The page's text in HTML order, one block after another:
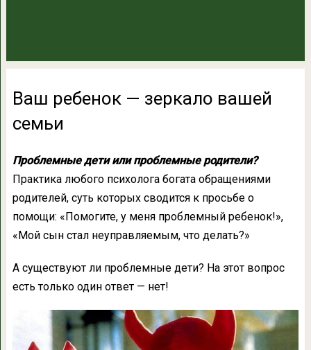
Ваш ребенок — зеркало вашей
семьи
Проблемные дети или проблемные родители?
Практика любого психолога богата обращениями
родителей, суть которых сводится к просьбе о
помощи: «Помогите, у меня проблемный ребенок!»,
«Мой сын стал неуправляемым, что делать?»
А существуют ли проблемные дети? На этот вопрос
есть только один ответ — нет!